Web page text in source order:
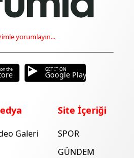
yorumlayın...
the GET IT ON
Google Play
Galeri
Site İçeriği
SPOR
GÜNDEM